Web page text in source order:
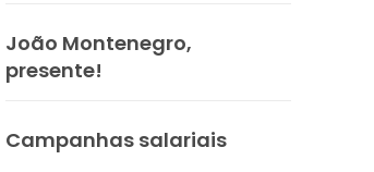
João Montenegro,
presente!
Campanhas salariais